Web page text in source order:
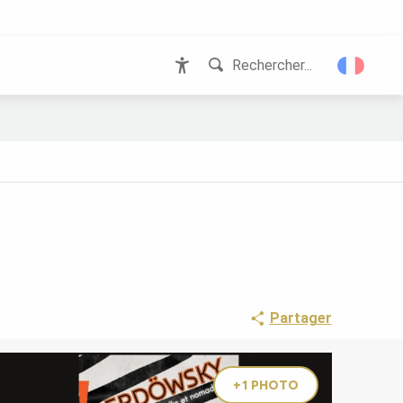
Rechercher...
Partager
+1 PHOTO